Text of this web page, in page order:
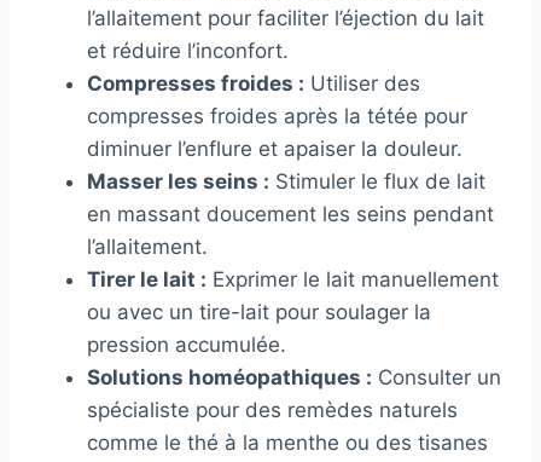
l’allaitement pour faciliter l’éjection du lait
et réduire l’inconfort.
Compresses froides : Utiliser des
compresses froides après la tétée pour
diminuer l’enflure et apaiser la douleur.
Masser les seins : Stimuler le flux de lait
en massant doucement les seins pendant
l’allaitement.
Tirer le lait : Exprimer le lait manuellement
ou avec un tire-lait pour soulager la
pression accumulée.
Solutions homéopathiques : Consulter un
spécialiste pour des remèdes naturels
comme le thé à la menthe ou des tisanes